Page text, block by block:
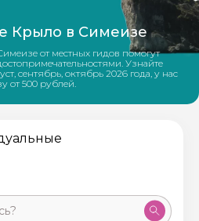
Крыло в Симеизе
от местных гидов помогут
Узнайте
сентябрь, октябрь 2026 года, у нас
от 500 рублей.